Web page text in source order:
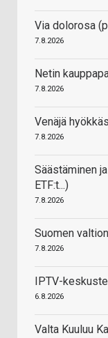
Via dolorosa
7.8.2026
Netin
7.8.2026
Venäjä
7.8.2026
Säästäminen
ETF:t...)
7.8.2026
Suomen
7.8.2026
IPTV-
6.8.2026
Valta Kuuluu